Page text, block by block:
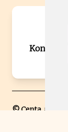
© Centa, a.s.